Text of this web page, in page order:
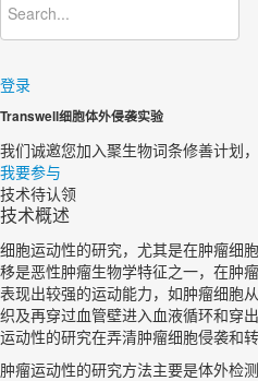
登录
Transwell细胞体外侵袭实验
我们诚邀您加入聚生物词条修善计划
我要参与
技术待认领
技术概述
细胞运动性的研究，尤其是在肿瘤细
移是恶性肿瘤生物学特征之一，在肿
表现出较强的运动能力，如肿瘤细胞
织及再穿过血管壁进入血液循环和穿
运动性的研究在弄清肿瘤细胞侵袭和
肿瘤运动性的研究方法主要是体外检